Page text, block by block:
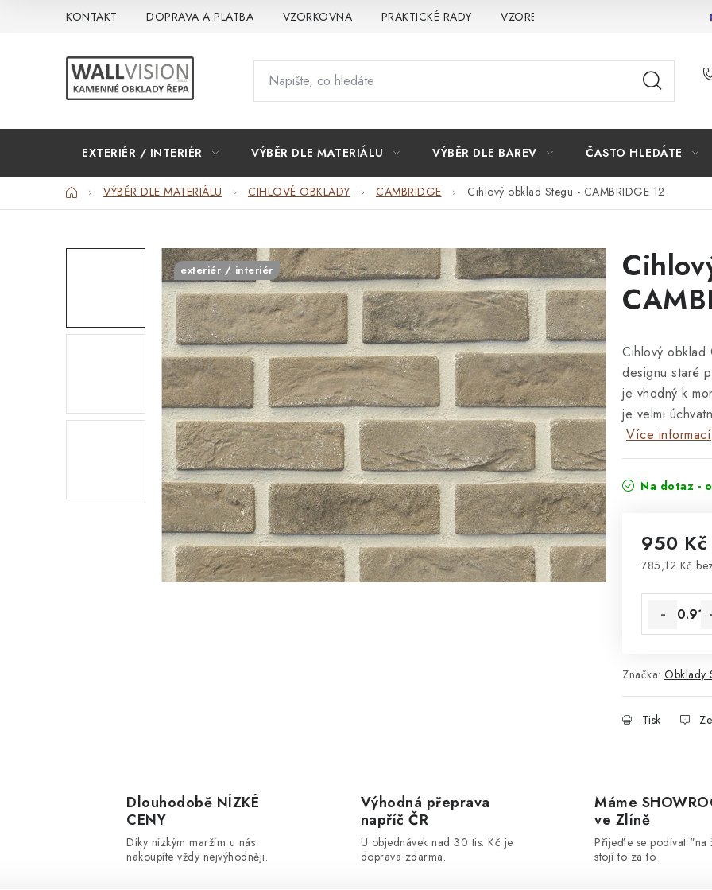
KONTAKT DOPRAVA A PLATBA VZORKOVNA PRAKTICKÉ RADY VZOREK PROČ
EXTERIÉR / INTERIÉR VÝBĚR DLE MATERIÁLU VÝBĚR DLE BAREV ČASTO HLEDÁTE
DomůVÝBĚR DLE MATERIÁLU CIHLOVÉ OBKLADY CAMBRIDGE Cihlový obklad Stegu - CAMBRIDGE 12
Cihlový obklad
designu staré
je vhodný k
je velmi
Více informací
Na dotaz -
950
785,12 Kč
Značka: Obklady
Tisk
exteriér / interiér
Dlouhodobě NÍZKÉ
CENY
Díky nízkým maržím u nás
nakoupíte vždy nejvýhodněji.
Výhodná přeprava
napříč ČR
U objednávek nad 30 tis. Kč je
doprava zdarma.
Máme
ve Zlíně
Přijeďte se podívat "na
stojí to za to.